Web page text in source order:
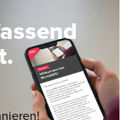
Opens in a new